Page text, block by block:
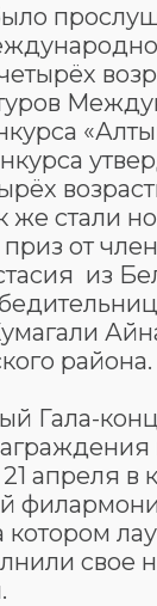
же стали
от
из
района.
Гала-
апреля в
котором
свое